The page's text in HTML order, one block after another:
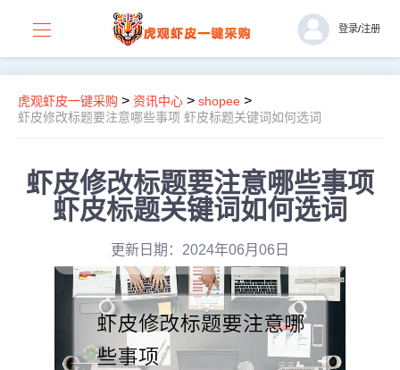
登录/注册
虎观虾皮一键采购 > 资讯中心 > shopee >
虾皮修改标题要注意哪些事项 虾皮标题关键词如何选词
虾皮修改标题要注意哪些事项
虾皮标题关键词如何选词
更新日期：2024年06月06日